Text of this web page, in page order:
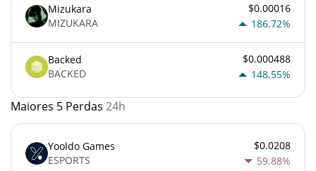
Mizukara
MIZUKARA
$0.00016
186.72%
Backed
BACKED
$0.000488
148.55%
Maiores 5 Perdas 24h
Yooldo Games
ESPORTS
$0.0208
59.88%